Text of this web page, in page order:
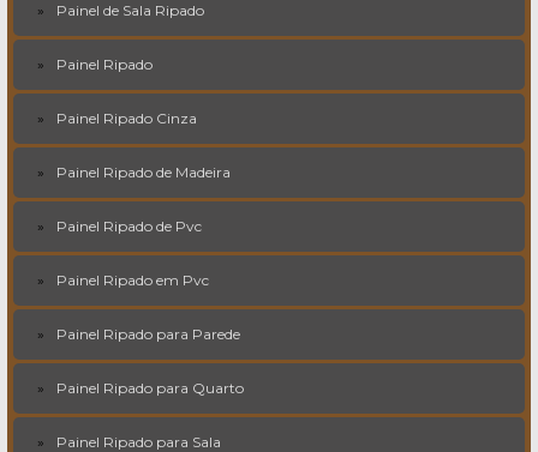
Painel de Sala Ripado
Painel Ripado
Painel Ripado Cinza
Painel Ripado de Madeira
Painel Ripado de Pvc
Painel Ripado em Pvc
Painel Ripado para Parede
Painel Ripado para Quarto
Painel Ripado para Sala